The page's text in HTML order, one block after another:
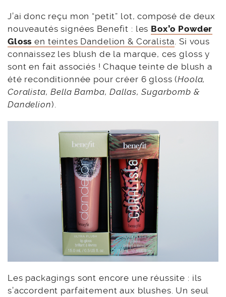
J’ai donc reçu mon “petit” lot, composé de deux
nouveautés signées Benefit : les Box’o Powder
Gloss en teintes Dandelion & Coralista . Si vous
connaissez les blush de la marque, ces gloss y
sont en fait associés ! Chaque teinte de blush a
été reconditionnée pour créer 6 gloss (Hoola,
Coralista, Bella Bamba, Dallas, Sugarbomb &
Dandelion).
Les packagings sont encore une réussite : ils
s’accordent parfaitement aux blushes. Un seul